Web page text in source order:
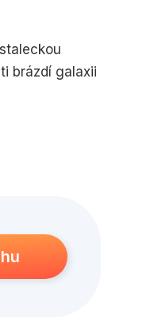
brázdí galaxii
palubě.
přidá na